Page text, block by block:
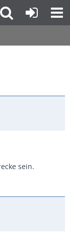
sein.